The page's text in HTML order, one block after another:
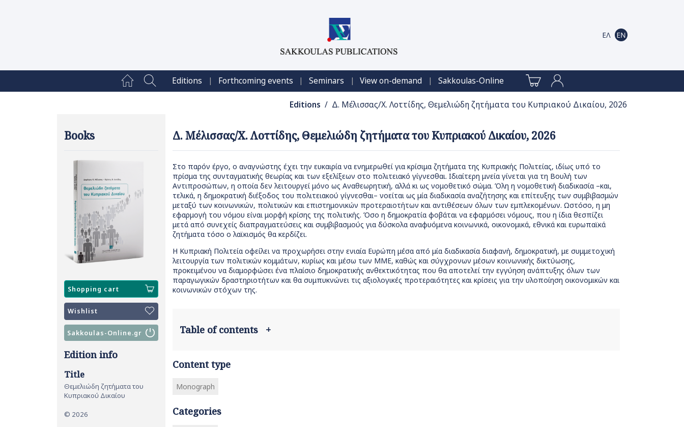
Editions | Forthcoming events | Seminars | View on-demand | Sakkoulas-Online
Editions / Δ. Μέλισσας/Χ. Λοττίδης, Θεμελιώδη ζητήματα του Κυπριακού Δικαίου, 2026
Books
Shopping cart
Wishlist
Sakkoulas-Online.gr
Edition info
Title
Θεμελιώδη ζητήματα του
Κυπριακού Δικαίου
© 2026
Δ. Μέλισσας/Χ. Λοττίδης, Θεμελιώδη ζητήματα του Κυπριακού Δικαίου, 2026
Στο παρόν έργο, ο αναγνώστης έχει την ευκαιρία να ενημερωθεί για κρίσιμα ζητήματα της Κυπριακής Πολιτείας, ιδίως υπό το
πρίσμα της συνταγματικής θεωρίας και των εξελίξεων στο πολιτειακό γίγνεσθαι. Ιδιαίτερη μνεία γίνεται για τη Βουλή των
Αντιπροσώπων, η οποία δεν λειτουργεί μόνο ως Αναθεωρητική, αλλά κι ως νομοθετικό σώμα. Όλη η νομοθετική διαδικασία –και,
τελικά, η δημοκρατική διέξοδος του πολιτειακού γίγνεσθαι– νοείται ως μία διαδικασία αναζήτησης και επίτευξης των συμβιβασμών
μεταξύ των κοινωνικών, πολιτικών και επιστημονικών προτεραιοτήτων και αντιθέσεων όλων των εμπλεκομένων. Ωστόσο, η μη
εφαρμογή του νόμου είναι μορφή κρίσης της πολιτικής. Όσο η δημοκρατία φοβάται να εφαρμόσει νόμους, που η ίδια θεσπίζει
μετά από συνεχείς διαπραγματεύσεις και συμβιβασμούς για δύσκολα αναφυόμενα κοινωνικά, οικονομικά, εθνικά και ευρωπαϊκά
ζητήματα τόσο ο λαϊκισμός θα κερδίζει.
Η Κυπριακή Πολιτεία οφείλει να προχωρήσει στην ενιαία Ευρώπη μέσα από μία διαδικασία διαφανή, δημοκρατική, με συμμετοχική
λειτουργία των πολιτικών κομμάτων, κυρίως και μέσω των ΜΜΕ, καθώς και σύγχρονων μέσων κοινωνικής δικτύωσης,
προκειμένου να διαμορφώσει ένα πλαίσιο δημοκρατικής ανθεκτικότητας που θα αποτελεί την εγγύηση ανάπτυξης όλων των
παραγωγικών δραστηριοτήτων και θα συμπυκνώνει τις αξιολογικές προτεραιότητες και κρίσεις για την υλοποίηση οικονομικών και
κοινωνικών στόχων της.
Table of contents +
Content type
Monograph
Categories